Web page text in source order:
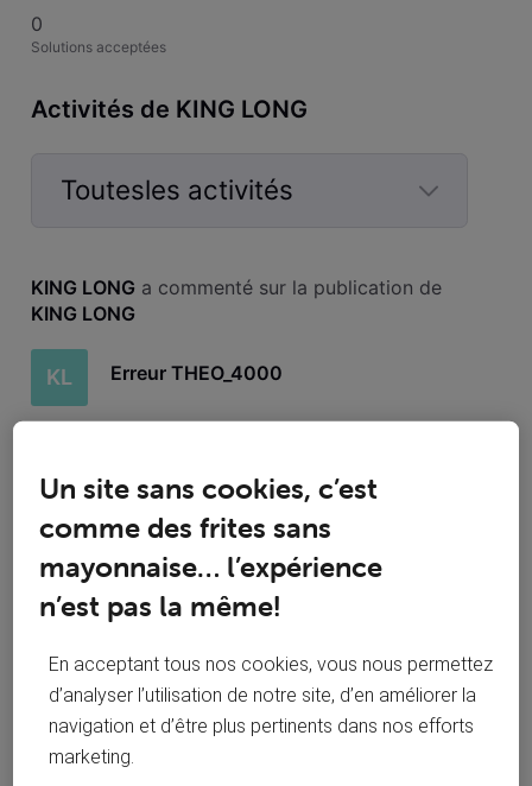
0
Solutions acceptées
Activités de KING LONG
Toutesles activités
activités
KING LONG a commenté sur la publication de
KING LONG
KL Erreur THEO_4000
smartphone Xiaomi 13T. Que faire? Merci
KL
sujet? C'était juste pour rappeler que ça ne
fonctionne toujours pas et que cela me coûte
une blinde tout les mois pour ne rien avoir.
KING LONG
Un site sans cookies, c’est
comme des frites sans
mayonnaise… l’expérience
n’est pas la même!
En acceptant tous nos cookies, vous nous permettez
d’analyser l’utilisation de notre site, d’en améliorer la
navigation et d’être plus pertinents dans nos efforts
marketing.